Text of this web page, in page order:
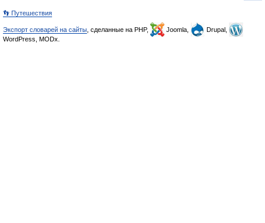
👣 Путешествия
Экспорт словарей на сайты , сделанные на PHP, Joomla,
Drupal,
WordPress, MODx.